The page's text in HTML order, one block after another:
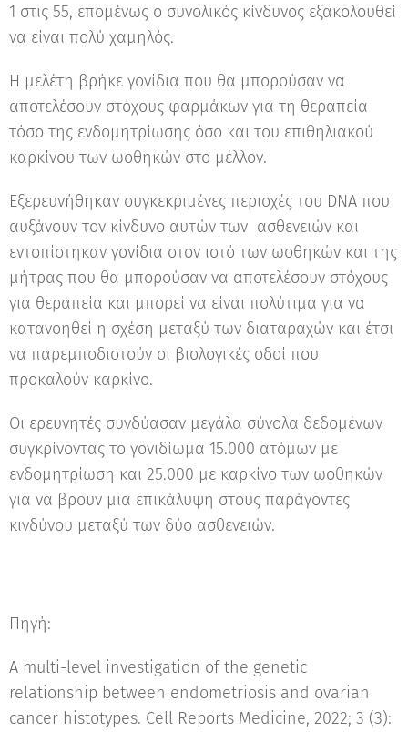
1 στις 55, επομένως ο συνολικός κίνδυνος εξακολουθεί
να είναι πολύ χαμηλός.
Η μελέτη βρήκε γονίδια που θα μπορούσαν να
αποτελέσουν στόχους φαρμάκων για τη θεραπεία
τόσο της ενδομητρίωσης όσο και του επιθηλιακού
καρκίνου των ωοθηκών στο μέλλον.
Εξερευνήθηκαν συγκεκριμένες περιοχές του DNA που
αυξάνουν τον κίνδυνο αυτών των ασθενειών και
εντοπίστηκαν γονίδια στον ιστό των ωοθηκών και της
μήτρας που θα μπορούσαν να αποτελέσουν στόχους
για θεραπεία και μπορεί να είναι πολύτιμα για να
κατανοηθεί η σχέση μεταξύ των διαταραχών και έτσι
να παρεμποδιστούν οι βιολογικές οδοί που
προκαλούν καρκίνο.
Οι ερευνητές συνδύασαν μεγάλα σύνολα δεδομένων
συγκρίνοντας το γονιδίωμα 15.000 ατόμων με
ενδομητρίωση και 25.000 με καρκίνο των ωοθηκών
για να βρουν μια επικάλυψη στους παράγοντες
κινδύνου μεταξύ των δύο ασθενειών.
Πηγή:
A multi-level investigation of the genetic
relationship between endometriosis and ovarian
cancer histotypes. Cell Reports Medicine, 2022; 3 (3):